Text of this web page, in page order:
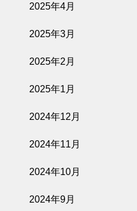
2025年4月
2025年3月
2025年2月
2025年1月
2024年12月
2024年11月
2024年10月
2024年9月